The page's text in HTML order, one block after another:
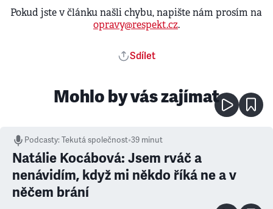
Pokud jste v článku našli chybu, napište nám prosím na
opravy@respekt.cz.
Sdílet
Mohlo by vás zajímat
Podcasty:Tekutá společnost•39 minut
Natálie Kocábová: Jsem rváč a
nenávidím, když mi někdo říká ne a v
něčem brání